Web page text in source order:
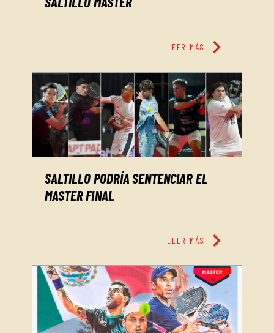
LEER MÁS chevron_right
SALTILLO PODRÍA SENTENCIAR EL
MASTER FINAL
LEER MÁS chevron_right